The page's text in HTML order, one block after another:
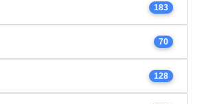
183
70
128